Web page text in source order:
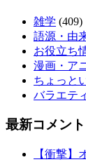
雑学 (409)
語源・由
お役立ち
漫画・ア
ちょっと
バラエテ
最新コメント
【衝撃】